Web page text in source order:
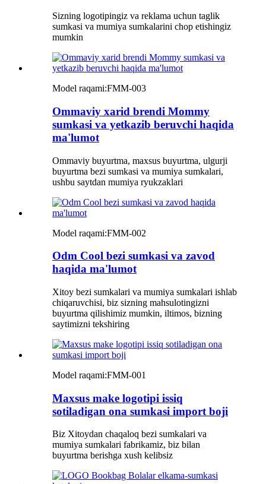
Sizning logotipingiz va reklama uchun taglik
sumkasi va mumiya sumkalarini chop etishingiz
mumkin
Model raqami:FMM-003
Ommaviy xarid brendi Mommy
sumkasi va yetkazib beruvchi haqida
ma'lumot
Ommaviy buyurtma, maxsus buyurtma, ulgurji
buyurtma bezi sumkasi va mumiya sumkalari,
ushbu saytdan mumiya ryukzaklari
Model raqami:FMM-002
Odm Cool bezi sumkasi va zavod
haqida ma'lumot
Xitoy bezi sumkalari va mumiya sumkalari ishlab
chiqaruvchisi, biz sizning mahsulotingizni
buyurtma qilishimiz mumkin, iltimos, bizning
saytimizni tekshiring
Model raqami:FMM-001
Maxsus make logotipi issiq
sotiladigan ona sumkasi import boji
Biz Xitoydan chaqaloq bezi sumkalari va
mumiya sumkalari fabrikamiz, biz bilan
buyurtma berishga xush kelibsiz